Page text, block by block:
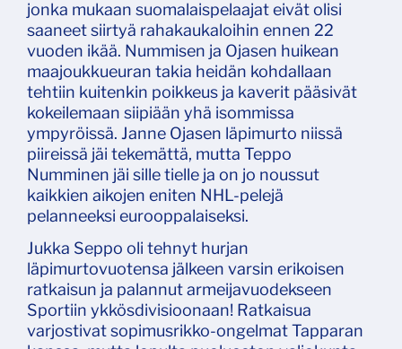
jonka mukaan suomalaispelaajat eivät olisi
saaneet siirtyä rahakaukaloihin ennen 22
vuoden ikää. Nummisen ja Ojasen huikean
maajoukkueuran takia heidän kohdallaan
tehtiin kuitenkin poikkeus ja kaverit pääsivät
kokeilemaan siipiään yhä isommissa
ympyröissä. Janne Ojasen läpimurto niissä
piireissä jäi tekemättä, mutta Teppo
Numminen jäi sille tielle ja on jo noussut
kaikkien aikojen eniten NHL-pelejä
pelanneeksi eurooppalaiseksi.
Jukka Seppo oli tehnyt hurjan
läpimurtovuotensa jälkeen varsin erikoisen
ratkaisun ja palannut armeijavuodekseen
Sportiin ykkösdivisioonaan! Ratkaisua
varjostivat sopimusrikko-ongelmat Tapparan